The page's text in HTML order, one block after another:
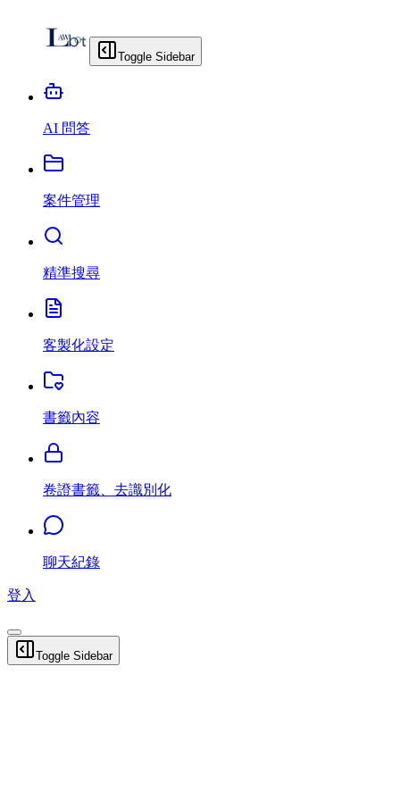
Toggle Sidebar
AI 問答
案件管理
精準搜尋
客製化設定
書籤內容
卷證書籤、去識別化
聊天紀錄
登入
Toggle Sidebar